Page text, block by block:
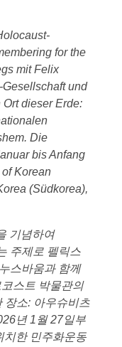
for the
mit Felix
und
dieser Erde:
Die
bis Anfang
Korean
(Südkorea),
기념하여
주제로 펠릭스
누스바움과 함께
코스트 박물관의
장소: 아우슈비츠
년 1 월 27일부
치한 민주화운동